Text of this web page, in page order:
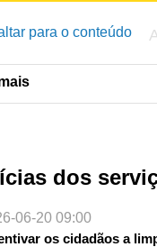
para o conteúdo
dos
06-20 09:00
os cidadãos a